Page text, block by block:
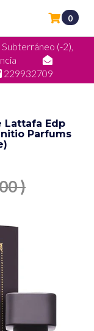
(-2),
229932709
0
Lattafa Edp
Parfums
)